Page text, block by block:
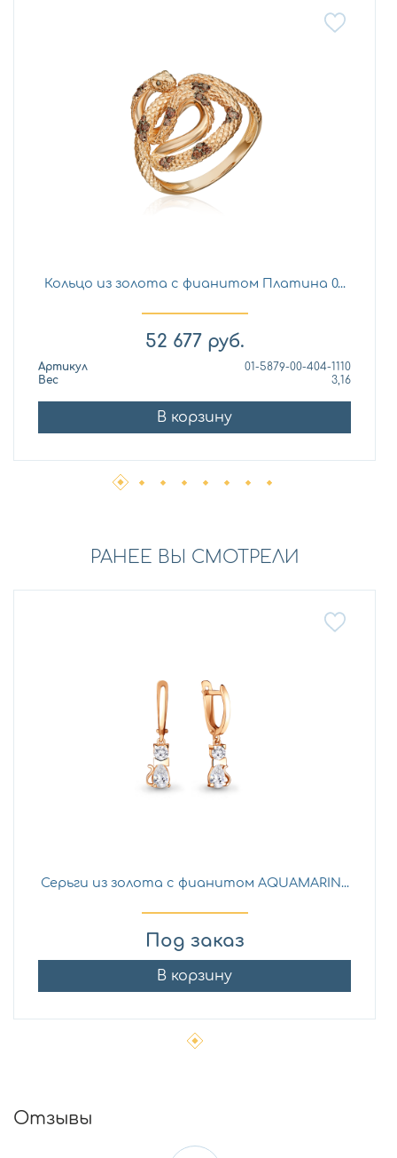
Кольцо из золота с фианитом Платина 0...
52 677 руб.
Артикул
01-5879-00-404-1110
Вес
3,16
В корзину
РАНЕЕ ВЫ СМОТРЕЛИ
Серьги из золота с фианитом AQUAMARIN...
Под заказ
В корзину
Отзывы